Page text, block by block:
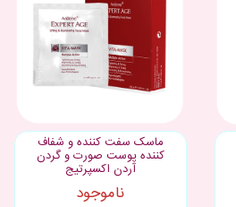
ماسک سفت کننده و شفاف
کننده پوست صورت و گردن
آردن اکسپرتیج
ناموجود